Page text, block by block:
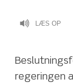
LÆS OP
regeringen